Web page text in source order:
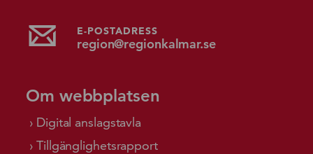
E-POSTADRESS
region@regionkalmar.se
Om webbplatsen
Digital anslagstavla
Tillgänglighetsrapport